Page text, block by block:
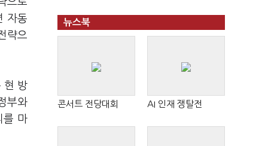
자동
략으
현 방
부와
를 마
뉴스북
콘서트 전당대회 AI 인재 쟁탈전